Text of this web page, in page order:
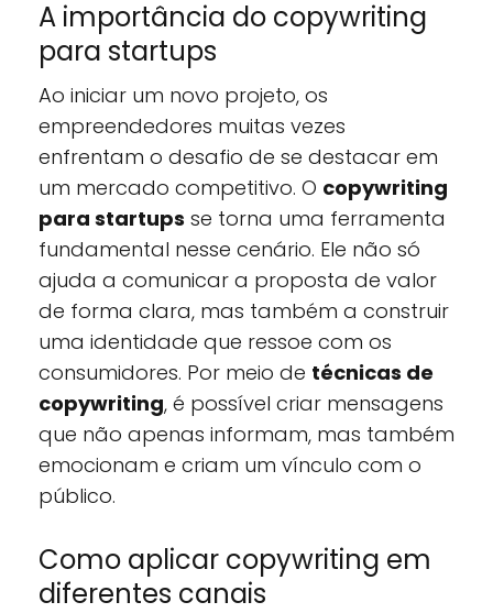
A importância do copywriting
para startups
Ao iniciar um novo projeto, os
empreendedores muitas vezes
enfrentam o desafio de se destacar em
um mercado competitivo. O copywriting
para startups se torna uma ferramenta
fundamental nesse cenário. Ele não só
ajuda a comunicar a proposta de valor
de forma clara, mas também a construir
uma identidade que ressoe com os
consumidores. Por meio de técnicas de
copywriting, é possível criar mensagens
que não apenas informam, mas também
emocionam e criam um vínculo com o
público.
Como aplicar copywriting em
diferentes canais